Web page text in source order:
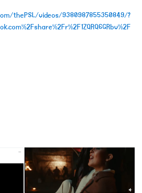
thePSL/videos/9380987855350849/?